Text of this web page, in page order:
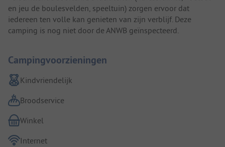
en jeu de boulesvelden, speeltuin) zorgen ervoor dat
iedereen ten volle kan genieten van zijn verblijf. Deze
camping is nog niet door de ANWB geïnspecteerd.
Campingvoorzieningen
Kindvriendelijk
Broodservice
Winkel
Internet